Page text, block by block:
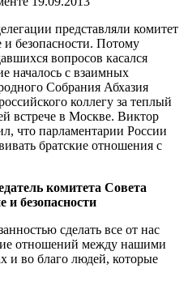
представляли комитет
безопасности. Потому
вопросов касался
началось с взаимных
Собрания Абхазия
коллегу за теплый
встрече в Москве. Виктор
что парламентарии России
братские отношения с
комитета Совета
и безопасности
сделать все от нас
отношений между нашими
и во благо людей, которые